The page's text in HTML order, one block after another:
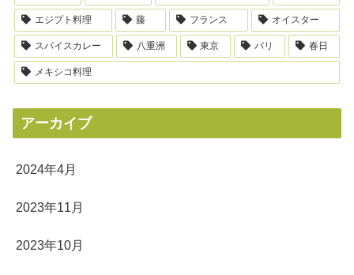
エジプト料理 藤 フランス オイスター
スパイスカレー 八重洲 東京 パリ 春日
メキシコ料理
アーカイブ
2024年4月
2023年11月
2023年10月